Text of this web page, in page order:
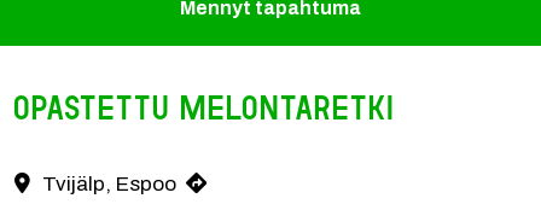
Mennyt tapahtuma
Opastettu melontaretki
Tämä elämys vie sinut ammattitaitoisen oppaan johdolla melonta-
Yhteystiedot
Tvijälp, Espoo